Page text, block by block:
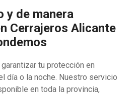
y de manera
Cerrajeros Alicante
tu protección en
día o la noche. Nuestro servicio
en toda la provincia,